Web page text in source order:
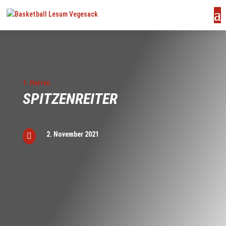
1. Herren
SPITZENREITER
 2. November 2021